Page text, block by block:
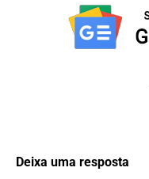
Deixa uma resposta